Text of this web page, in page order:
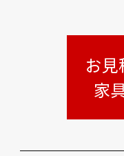
お
家